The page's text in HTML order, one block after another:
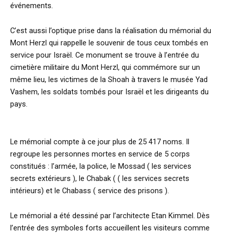
événements.
C’est aussi l’optique prise dans la réalisation du mémorial du
Mont Herzl qui rappelle le souvenir de tous ceux tombés en
service pour Israël. Ce monument se trouve à l’entrée du
cimetière militaire du Mont Herzl, qui commémore sur un
même lieu, les victimes de la Shoah à travers le musée Yad
Vashem, les soldats tombés pour Israël et les dirigeants du
pays.
Le mémorial compte à ce jour plus de 25 417 noms. Il
regroupe les personnes mortes en service de 5 corps
constitués : l’armée, la police, le Mossad ( les services
secrets extérieurs ), le Chabak ( ( les services secrets
intérieurs) et le Chabass ( service des prisons ).
Le mémorial a été dessiné par l’architecte Etan Kimmel. Dès
l’entrée des symboles forts accueillent les visiteurs comme